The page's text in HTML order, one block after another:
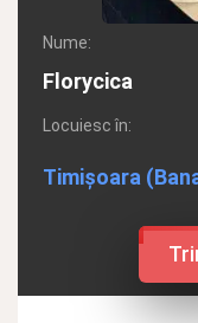
Nume:
Florycica
Locuiesc în:
Timișoara